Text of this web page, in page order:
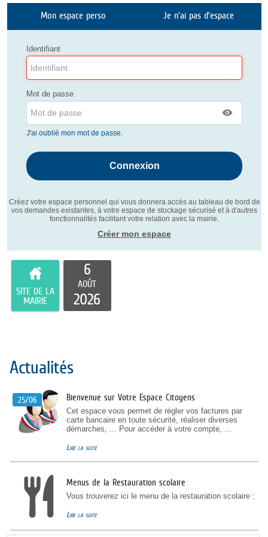
Mon espace perso Je n'ai pas d'espace
Identifiant
Mot de passe
J'ai oublié mon mot de passe.
Créez votre espace personnel qui vous donnera accès au tableau de bord de
vos demandes existantes, à votre espace de stockage sécurisé et à d'autres
fonctionnalités facilitant votre relation avec la mairie.
Créer mon espace
SITE DE LA
MAIRIE
6
AOÛT
2026
Actualités
25/06 Bienvenue sur Votre Espace Citoyens
Cet espace vous permet de régler vos factures par
carte bancaire en toute sécurité, réaliser diverses
démarches, ... Pour accéder à votre compte, ...
Lire la suite
Menus de la Restauration scolaire
Vous trouverez ici le menu de la restauration scolaire :
Lire la suite